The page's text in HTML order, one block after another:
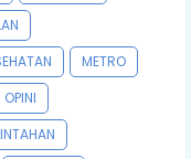
METRO
OPINI